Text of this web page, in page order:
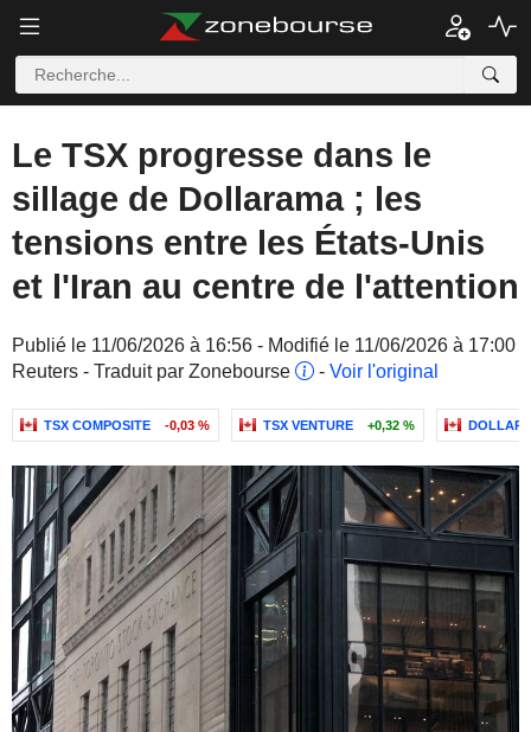
Le TSX progresse dans le
sillage de Dollarama ; les
tensions entre les États-Unis
et l'Iran au centre de l'attention
Publié le 11/06/2026 à 16:56 - Modifié le 11/06/2026 à 17:00
Reuters - Traduit par Zonebourse
- Voir l'original
TSX COMPOSITE -0,03 % TSX VENTURE +0,32 %